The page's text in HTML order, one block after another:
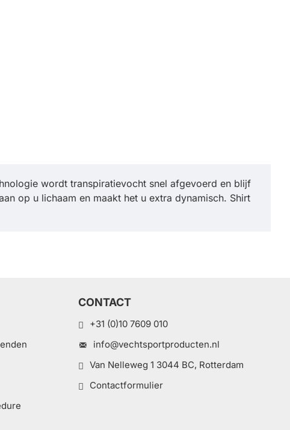
wordt transpiratievocht snel afgevoerd en blijf
op u lichaam en maakt het u extra dynamisch. Shirt
CONTACT
+31 (0)10 7609 010
info@vechtsportproducten.nl
Van Nelleweg 1 3044 BC, Rotterdam
Contactformulier